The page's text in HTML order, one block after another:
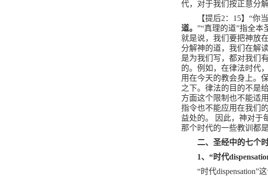
代，对于我们按正意分
【提后2 ： 15】“你
道。 ”“真理的道”指全本
就是说，我们要把神放
分解神的道，我们在解
是为我们写，都对我们
的。例如，在律法时代
用在今天的教会身上。
之下。律法的目的不是
方面这个限制也不能适
指令也不能应用在我们
益处的。 因此，神对于
那个时代的一些教训都
二、圣经中的七个
1、“时代
“时代dispensation”